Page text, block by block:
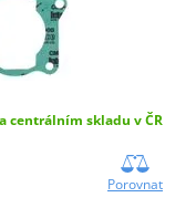
centrálním skladu v ČR
Porovnat